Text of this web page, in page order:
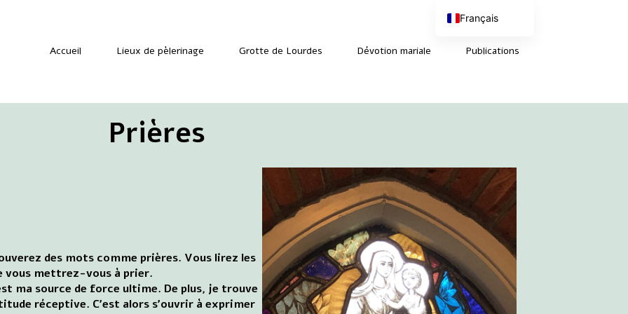
Accueil Lieux de pèlerinage Grotte de Lourdes Dévotion mariale Publications
Prières
des mots comme prières. Vous lirez les
mettrez-vous à prier.
ma source de force ultime. De plus, je trouve
réceptive. C'est alors s'ouvrir à exprimer
Français
English (UK)